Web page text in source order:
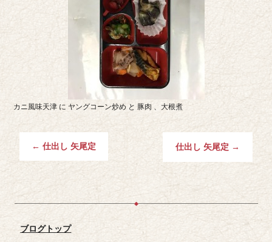
カニ風味天津 に ヤングコーン炒め と 豚肉 、大根煮
← 仕出し 矢尾定 仕出し 矢尾定 →
ブログトップ